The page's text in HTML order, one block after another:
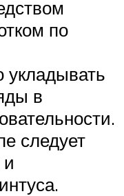
по
укладывать
в
следует